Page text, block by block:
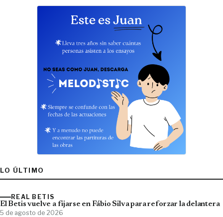
LO ÚLTIMO
REAL BETIS
El Betis vuelve a fijarse en Fábio Silva para reforzar la delantera
5 de agosto de 2026